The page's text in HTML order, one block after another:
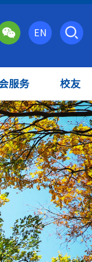
服务 校友
EN